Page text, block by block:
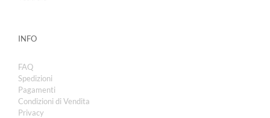
INFO
FAQ
Spedizioni
Pagamenti
Condizioni di Vendita
Privacy